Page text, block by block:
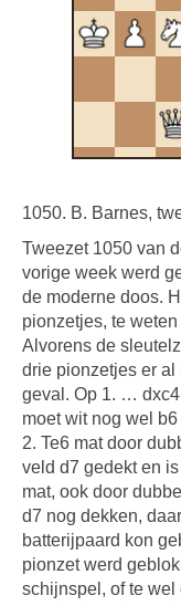
1050. B. Barnes,
Tweezet 1050 van
vorige week werd
de moderne doos.
pionzetjes, te
Alvorens de
drie pionzetjes er al
geval. Op 1. …
moet wit nog wel
2. Te6 mat door
veld d7 gedekt en
mat, ook door
d7 nog dekken,
batterijpaard kon
pionzet werd
schijnspel, of te wel